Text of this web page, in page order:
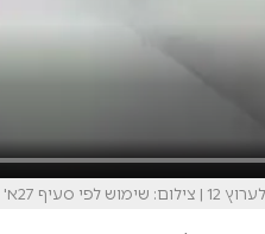
סעיף 27א'